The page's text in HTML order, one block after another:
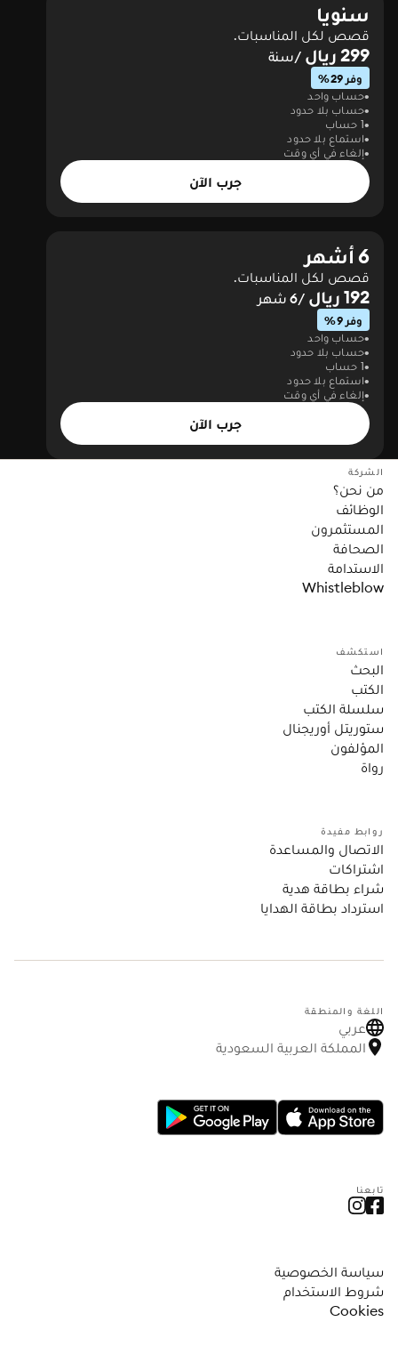
سنويا
قصص لكل المناسبات.
299 ريال /سنة
وفر 29%
حساب واحد
حساب بلا حدود
1 حساب
استماع بلا حدود
إلغاء في أي وقت
جرب الآن
6 أشهر
قصص لكل المناسبات.
192 ريال /6 شهر
وفر 9%
حساب واحد
حساب بلا حدود
1 حساب
استماع بلا حدود
إلغاء في أي وقت
جرب الآن
الشركة
من نحن؟
الوظائف
المستثمرون
الصحافة
الاستدامة
Whistleblow
استكشف
البحث
الكتب
سلسلة الكتب
ستوريتل أوريجنال
المؤلفون
رواة
روابط مفيدة
الاتصال والمساعدة
اشتراكات
شراء بطاقة هدية
استرداد بطاقة الهدايا
اللغة والمنطقة
عربي
المملكة العربية السعودية
تابعنا
سياسة الخصوصية
شروط الاستخدام
Cookies